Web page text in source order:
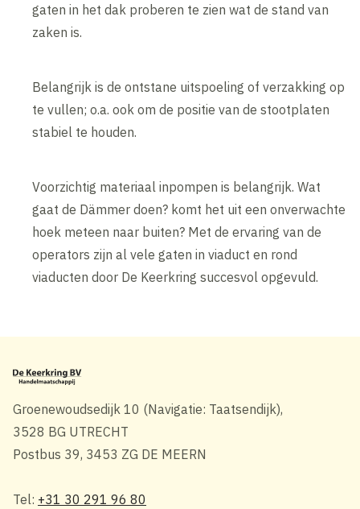
gaten in het dak proberen te zien wat de stand van
zaken is.
Belangrijk is de ontstane uitspoeling of verzakking op
te vullen; o.a. ook om de positie van de stootplaten
stabiel te houden.
Voorzichtig materiaal inpompen is belangrijk. Wat
gaat de Dämmer doen? komt het uit een onverwachte
hoek meteen naar buiten? Met de ervaring van de
operators zijn al vele gaten in viaduct en rond
viaducten door De Keerkring succesvol opgevuld.
Groenewoudsedijk 10 (Navigatie: Taatsendijk),
3528 BG UTRECHT
Postbus 39, 3453 ZG DE MEERN
Tel: +31 30 291 96 80